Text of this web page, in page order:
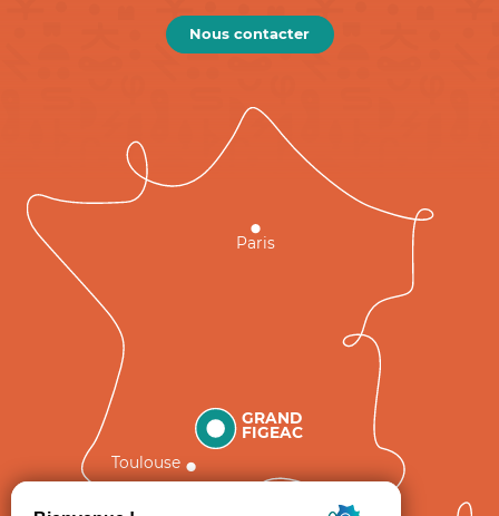
Nous contacter
GRAND
FIGEAC
Toulouse
Paris